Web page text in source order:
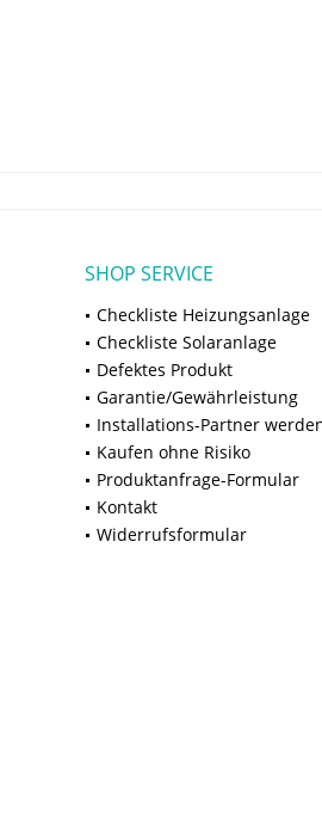
SHOP SERVICE
Checkliste Heizungsanlage
Checkliste Solaranlage
Defektes Produkt
Garantie/Gewährleistung
Installations-Partner
Kaufen ohne Risiko
Produktanfrage-Formular
Kontakt
Widerrufsformular